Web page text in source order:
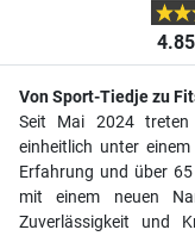
4.85
Von Sport-Tiedje zu
Seit Mai 2024
einheitlich unter
Erfahrung und über
mit einem neuen
Zuverlässigkeit und